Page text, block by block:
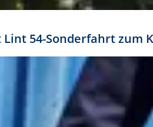
Lint 54-Sonderfahrt